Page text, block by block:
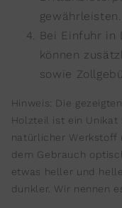
gewährleisten.
Bei Einfuhr in
können
sowie
Hinweis: Die
Holzteil ist ein
natürlicher Werkstoff
dem Gebrauch
etwas heller und
dunkler. Wir nennen